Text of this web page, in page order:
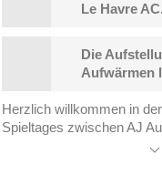
Le Havre AC.
Die
Aufwärmen
Herzlich willkommen in
Spieltages zwischen AJ